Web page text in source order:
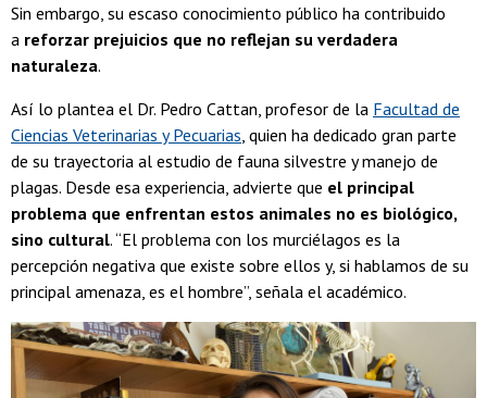
Sin embargo, su escaso conocimiento público ha contribuido
a reforzar prejuicios que no reflejan su verdadera
naturaleza.
Así lo plantea el Dr. Pedro Cattan, profesor de la Facultad de
Ciencias Veterinarias y Pecuarias, quien ha dedicado gran parte
de su trayectoria al estudio de fauna silvestre y manejo de
plagas. Desde esa experiencia, advierte que el principal
problema que enfrentan estos animales no es biológico,
sino cultural. “El problema con los murciélagos es la
percepción negativa que existe sobre ellos y, si hablamos de su
principal amenaza, es el hombre”, señala el académico.